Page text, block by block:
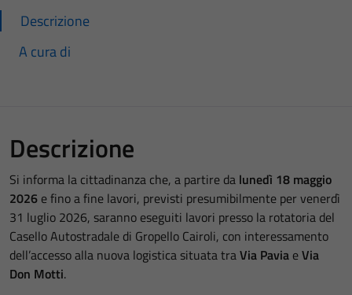
Descrizione
A cura di
Descrizione
Si informa la cittadinanza che, a partire da lunedì 18 maggio
2026 e fino a fine lavori, previsti presumibilmente per venerdì
31 luglio 2026, saranno eseguiti lavori presso la rotatoria del
Casello Autostradale di Gropello Cairoli, con interessamento
dell’accesso alla nuova logistica situata traVia Pavia eVia
Don Motti.